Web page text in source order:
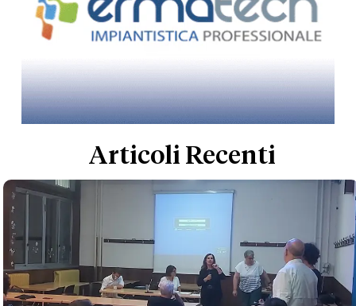
Articoli Recenti